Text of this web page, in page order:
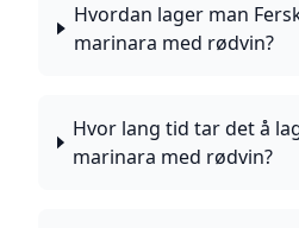
Hvordan lager man
marinara med rødvin?
Hvor lang tid tar det å
marinara med rødvin?